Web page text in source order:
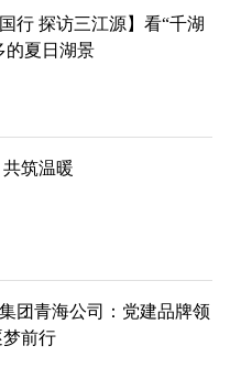
国行 探访三江源】看“千湖
的夏日湖景
共筑温暖
团青海公司：党建品牌领
前行